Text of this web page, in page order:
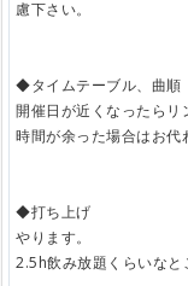
慮下さい。
◆タイムテーブル、曲順
開催日が近くなったらリ
時間が余った場合はお代
◆打ち上げ
やります。
2.5h飲み放題くらいなと